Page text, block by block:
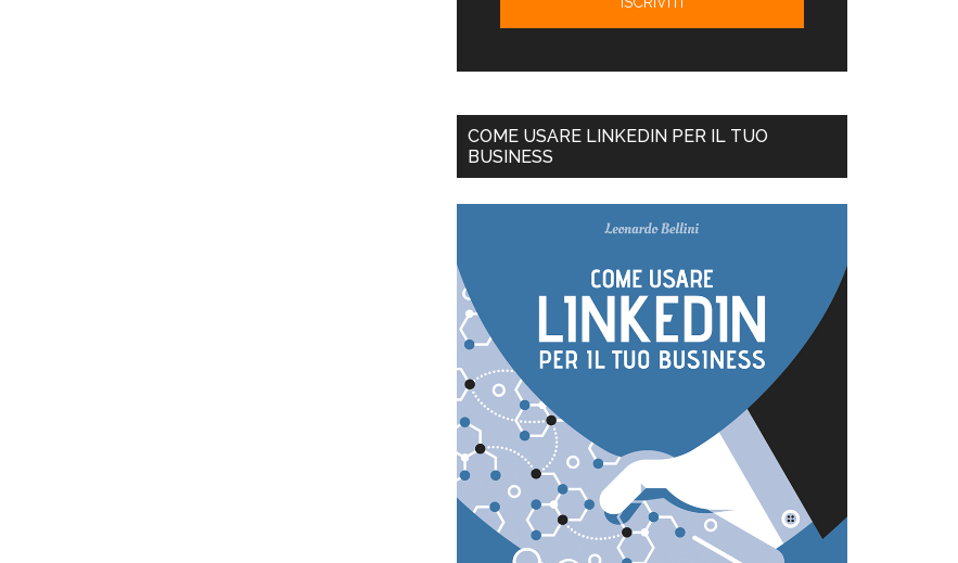
COME USARE LINKEDIN PER IL TUO
BUSINESS